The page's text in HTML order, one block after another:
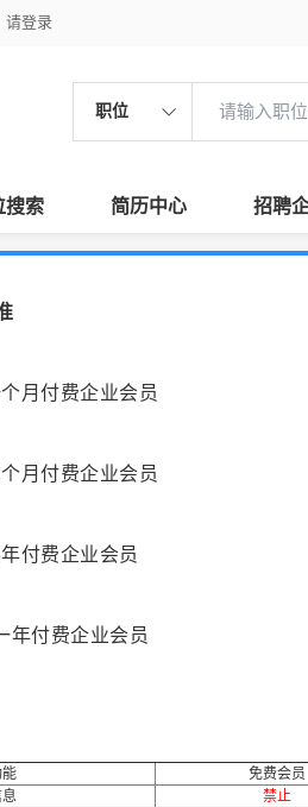
请登录
职位
搜索 简历中心 招聘
月付费企业会员
月付费企业会员
付费企业会员
年付费企业会员
免费会员
禁止